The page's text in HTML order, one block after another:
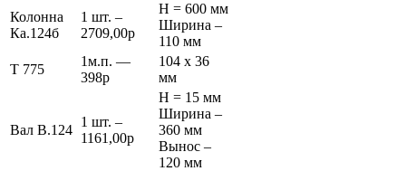
Колонна
Ка.124б
1 шт. –
2709,00р
Н = 600 мм
Ширина –
110 мм
Т 775
1м.п. —
398р
104 х 36
мм
Вал В.124
1 шт. –
1161,00р
Н = 15 мм
Ширина –
360 мм
Вынос –
120 мм